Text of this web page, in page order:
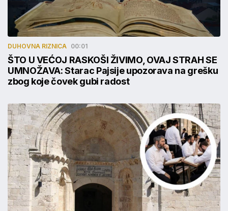
DUHOVNA RIZNICA 00:01
ŠTO U VEĆOJ RASKOŠI ŽIVIMO, OVAJ STRAH SE
UMNOŽAVA: Starac Pajsije upozorava na grešku
zbog koje čovek gubi radost